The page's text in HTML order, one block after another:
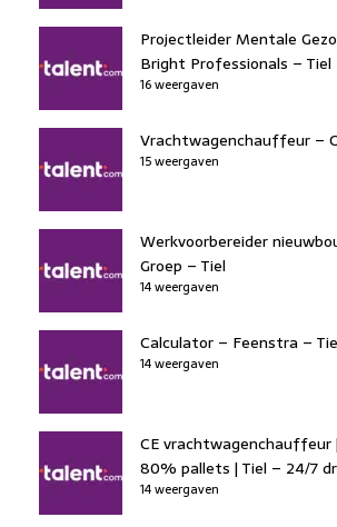
Projectleider Mentale
Bright Professionals – Tiel
16 weergaven
Vrachtwagenchauffeur –
15 weergaven
Werkvoorbereider
Groep – Tiel
14 weergaven
Calculator – Feenstra –
14 weergaven
CE
80% pallets | Tiel – 24/7
14 weergaven